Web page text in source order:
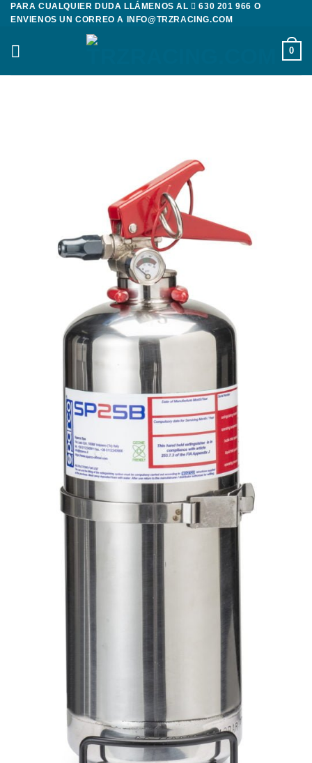
Saltar
contenido
PARA CUALQUIER DUDA LLÁMENOS AL 630 201 966 O
ENVIENOS UN CORREO A
INFO@TRZRACING.COM
0